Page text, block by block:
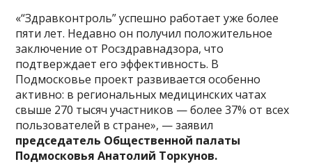
«“Здравконтроль” успешно работает уже более
пяти лет. Недавно он получил положительное
заключение от Росздравнадзора, что
подтверждает его эффективность. В
Подмосковье проект развивается особенно
активно: в региональных медицинских чатах
свыше 270 тысяч участников — более 37% от всех
пользователей в стране», — заявил
председатель Общественной палаты
Подмосковья Анатолий Торкунов.